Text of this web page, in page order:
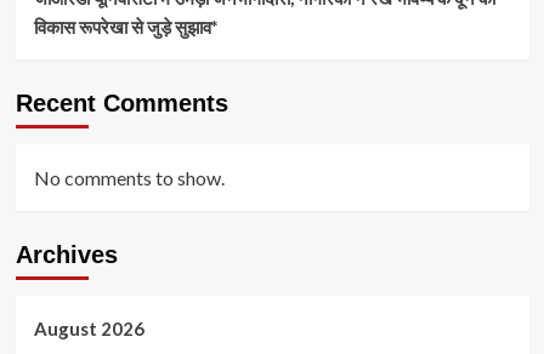
विकास रूपरेखा से जुड़े सुझाव*
Recent Comments
No comments to show.
Archives
August 2026